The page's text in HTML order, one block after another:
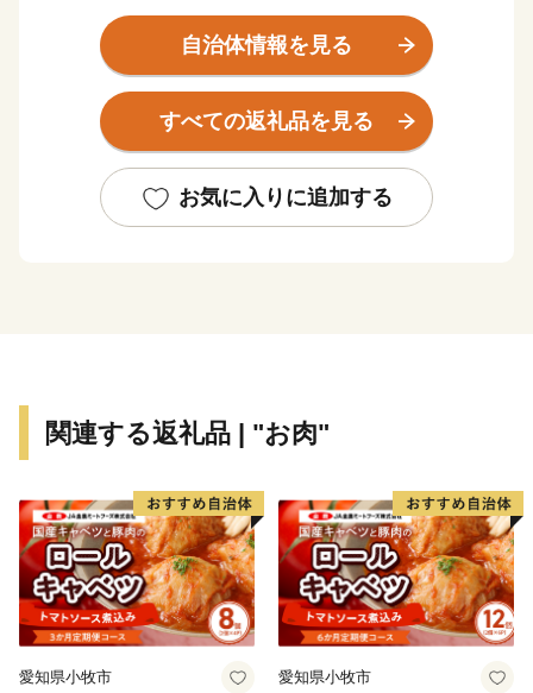
紀』に登場する伝承地が市内に数多く残るとともに、日
本最大の319基の古墳が集まる国の特別史跡「西都原
（さいとばる）古墳群」や、天正遣欧少年使節の正使と
してローマ法王に謁見した伊東マンショが誕生した国の
ンあふれるまちです。
西都原台地には、春は桜・菜の花が、秋はコスモス約
【お問い合わせ】
西都市役所 総合政策課
TEL 0570-03-1104
FAX 0983-43-3654
mail furusato@city.saito.lg.jp
自治体情報を見る
すべての返礼品を見る
お気に入りに追加する
関連する返礼品 | "お肉"
愛知県小牧市 愛知県小牧市